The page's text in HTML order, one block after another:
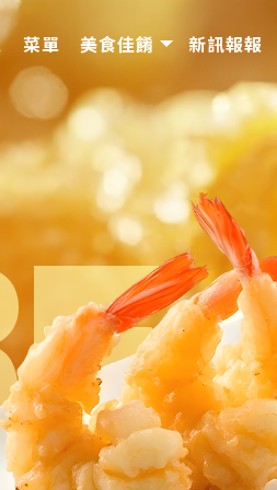
菜單 美食佳餚 新訊報報